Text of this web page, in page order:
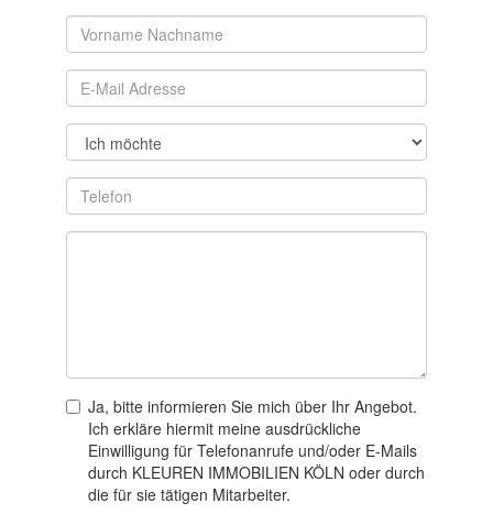
Ja, bitte informieren Sie mich über Ihr Angebot.
Ich erkläre hiermit meine ausdrückliche
Einwilligung für Telefonanrufe und/oder E-Mails
durch KLEUREN IMMOBILIEN KÖLN oder durch
die für sie tätigen Mitarbeiter.